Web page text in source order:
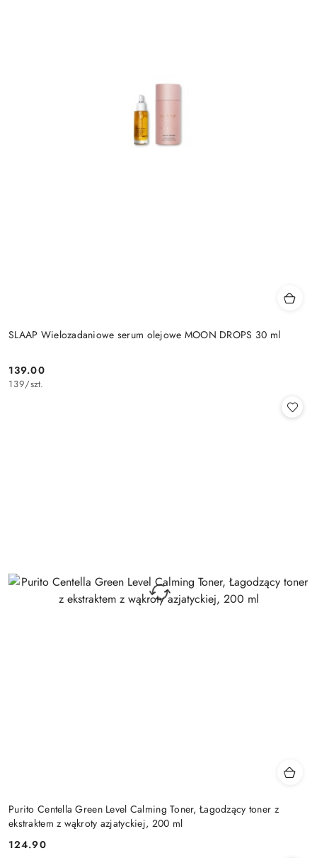
SLAAP Wielozadaniowe serum olejowe MOON DROPS 30 ml
Cena:
139.00
139/szt.
Purito Centella Green Level Calming Toner, Łagodzący toner z
ekstraktem z wąkroty azjatyckiej, 200 ml
Cena:
124.90